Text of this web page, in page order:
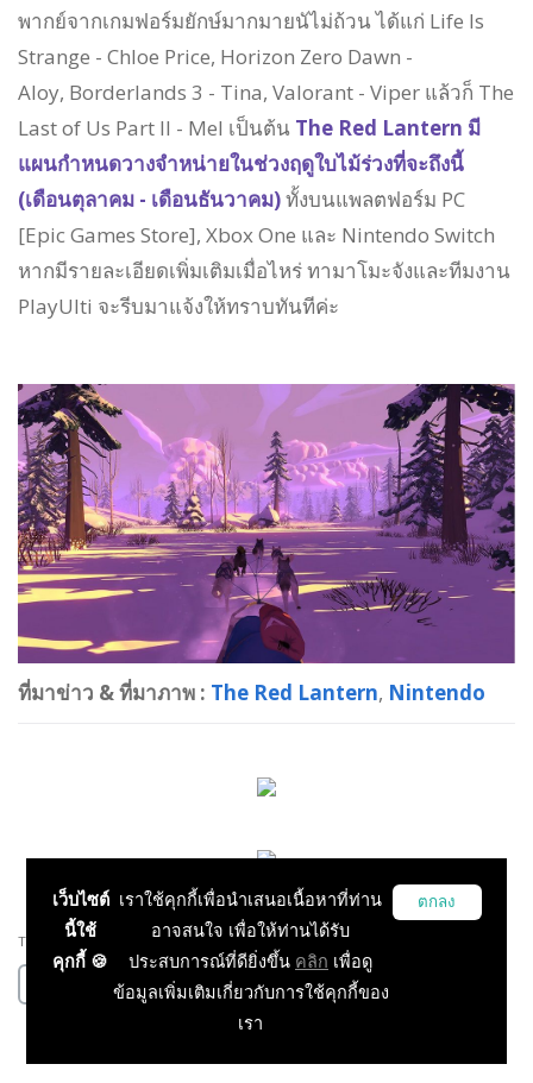
พากย์จากเกมฟอร์มยักษ์มากมายนัไม่ถ้วน ได้แก่ Life Is
Strange - Chloe Price, Horizon Zero Dawn -
Aloy, Borderlands 3 - Tina, Valorant - Viper แล้วก็ The
Last of Us Part II - Mel เป็นต้น The Red Lantern มี
แผนกำหนดวางจำหน่ายในช่วงฤดูใบไม้ร่วงที่จะถึงนี้
(เดือนตุลาคม - เดือนธันวาคม)ทั้งบนแพลตฟอร์ม PC
[Epic Games Store], Xbox One และ Nintendo Switch
หากมีรายละเอียดเพิ่มเติมเมื่อไหร่ ทามาโมะจังและทีมงาน
PlayUlti จะรีบมาแจ้งให้ทราบทันทีค่ะ
ที่มาข่าว & ที่มาภาพ : The Red Lantern, Nintendo
Tags : The Red Lantern Timberline Studio
News Pc Game News Console Game
เว็บไซต์
นี้ใช้
คุกกี้ 🍪
เราใช้คุกกี้เพื่อนำเสนอเนื้อหาที่ท่าน
อาจสนใจ เพื่อให้ท่านได้รับ
ประสบการณ์ที่ดียิ่งขึ้น คลิก เพื่อดู
ข้อมูลเพิ่มเติมเกี่ยวกับการใช้คุกกี้ของ
เรา
ตกลง